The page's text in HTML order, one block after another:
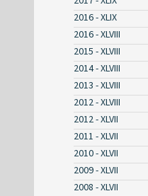
2016 - XLIX
2016 - XLVIII
2015 - XLVIII
2014 - XLVIII
2013 - XLVIII
2012 - XLVIII
2012 - XLVII
2011 - XLVII
2010 - XLVII
2009 - XLVII
2008 - XLVII